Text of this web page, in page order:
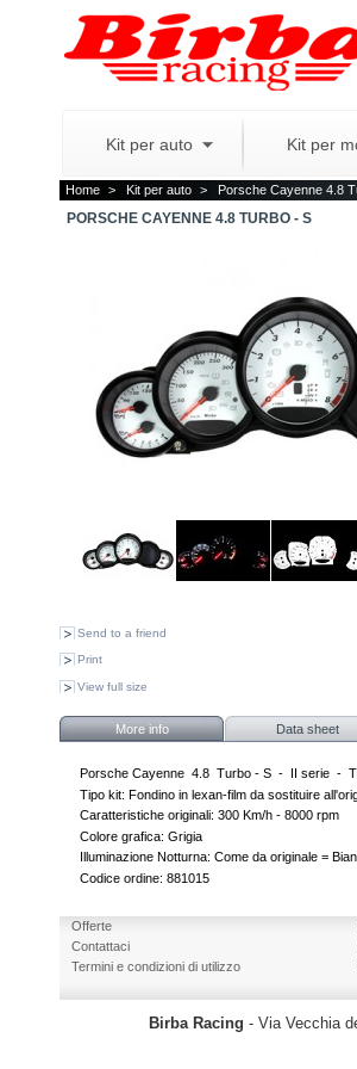
Kit per auto Kit per
Home > Kit per auto > Porsche Cayenne 4.8
PORSCHE CAYENNE 4.8 TURBO - S
Send to a friend
Print
View full size
More info Data sheet
Porsche Cayenne 4.8 Turbo - S - II serie -
Tipo kit: Fondino in lexan-film da sostituire
Caratteristiche originali: 300 Km/h - 8000 rpm
Colore grafica: Grigia
Illuminazione Notturna: Come da originale =
Codice ordine: 881015
Offerte
Contattaci
Termini e condizioni di utilizzo
Birba Racing - Via Vecchia